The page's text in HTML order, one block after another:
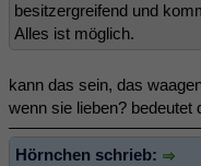
besitzergreifend und
Alles ist möglich.
kann das sein, das
wenn sie lieben?
Hörnchen schrieb: